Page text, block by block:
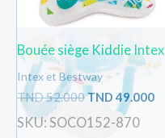
Bouée siège Kiddie Intex
Intex et Bestway
TND52.000TND 49.000
SKU: SOCO152-870